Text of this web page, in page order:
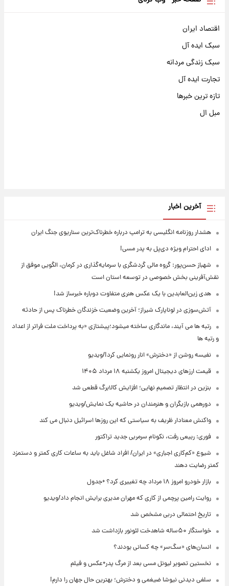
اقتصاد ایران
سبک ایده آل
سبک زندگی مردانه
تجارت ایده آل
تازه ترین خبرها
مبل ال
آخرین اخبار
هشدار روزنامه انگلیسی به ترامپ درباره خطرناک‌ترین سناریوی جنگ ایران
ادای احترام ویژه دی‌پل به پدر مسی!
شهباز حسن‌پور: گروه مالی گردشگری با سرمایه‌گذاری در کرمان، الگویی موفق از
نقش‌آفرینی بخش خصوصی در توسعه استان است
هدی زین‌العابدین با یک عکس هنری متفاوت دوباره خبرساز شد!
آتش‌سوزی در لوناپارک شیراز؛ آخرین وضعیت خزندگان خطرناک پس از حادثه
رتبه ها می آیند، ماندگاری ساخته میشود؛پیشتازی «به پرداخت ملت فراتر از اعداد
و رتبه ها
نفیسه روشن از «دخترش» انار رونمایی کرد!/ویدیو
قیمت ارزهای دیجیتال امروز یکشنبه ۱۸ مرداد ۱۴۰۵
بنزین در انتظار تصمیم نهایی؛ افزایش کالابرگ قطعی شد
دورهمی بازیگران و هنرمندان در حاشیه یک نمایش/ویدیو
واکنش معنادار ظریف به سیاستی که این روزها اسرائیل دنبال می کند
فوری: ربیعی رفت، نکونام سرمربی جدید تراکتور
شیوع «کم‌کاری اجباری» در ایران/ افراد شاغل باید به ساعات کاری کمتر و دستمزد
کمتر رضایت دهند
بازار خودرو امروز ۱۸ مرداد چه تغییری کرد؟ +جدول
روایت رامین پرچمی از کاری که مهران مدیری برایش انجام داد/ویدیو
تاریخ احتمالی دربی مشخص شد
خواستگار ۵۰ساله شاهدخت لئونور بازداشت شد
انسان‌های «سگ‌سر» چه کسانی بودند؟
نخستین تصویر لیونل مسی بعد از مرگ پدر+عکس و فیلم
سلفی دیدنی نیوشا ضیغمی و دخترش؛ بهترین حال جهان را دارم!